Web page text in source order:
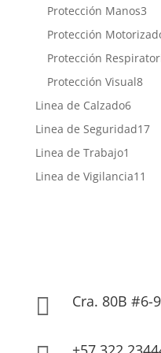
Protección Manos33
Protección
Protección
Protección Visual88
Linea de Calzado66
Linea de Seguridad1717
Linea de Trabajo1
Linea de Vigilancia11
 Cra. 80B #6-